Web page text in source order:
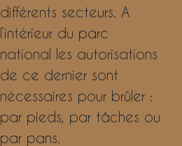
différents secteurs. A
l’intérieur du parc
national les autorisations
de ce dernier sont
nécessaires pour brûler :
par pieds, par tâches ou
par pans.